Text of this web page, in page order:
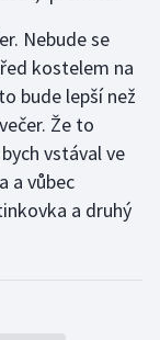
Nebude se
kostelem na
bude lepší než
Že to
vstával ve
a vůbec
a druhý